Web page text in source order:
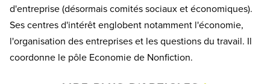
d'entreprise (désormais comités sociaux et économiques).
Ses centres d'intérêt englobent notamment l'économie,
l'organisation des entreprises et les questions du travail. Il
coordonne le pôle Economie de Nonfiction.